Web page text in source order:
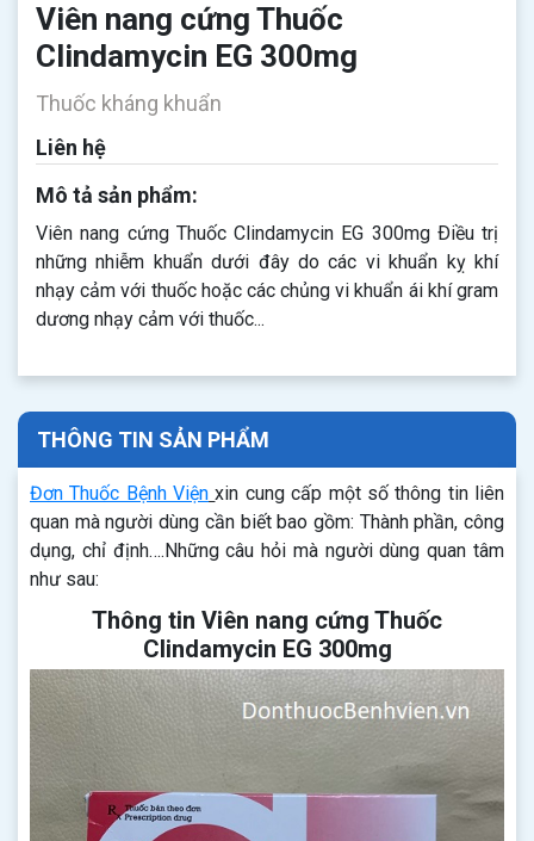
Viên nang cứng Thuốc
Clindamycin EG 300mg
Thuốc kháng khuẩn
Liên hệ
Mô tả sản phẩm:
Viên nang cứng Thuốc Clindamycin EG 300mg Ðiều trị
những nhiễm khuẩn dưới đây do các vi khuẩn kỵ khí
nhạy cảm với thuốc hoặc các chủng vi khuẩn ái khí gram
dương nhạy cảm với thuốc...
THÔNG TIN SẢN PHẨM
Đơn Thuốc Bệnh Viện xin cung cấp một số thông tin liên
quan mà người dùng cần biết bao gồm: Thành phần, công
dụng, chỉ định….Những câu hỏi mà người dùng quan tâm
như sau:
Thông tin Viên nang cứng Thuốc
Clindamycin EG 300mg